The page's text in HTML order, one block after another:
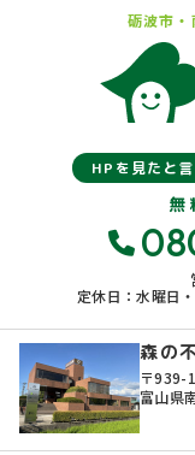
砺波市
HPを見たと
無
定休日：水曜日
森の
〒939-
富山県